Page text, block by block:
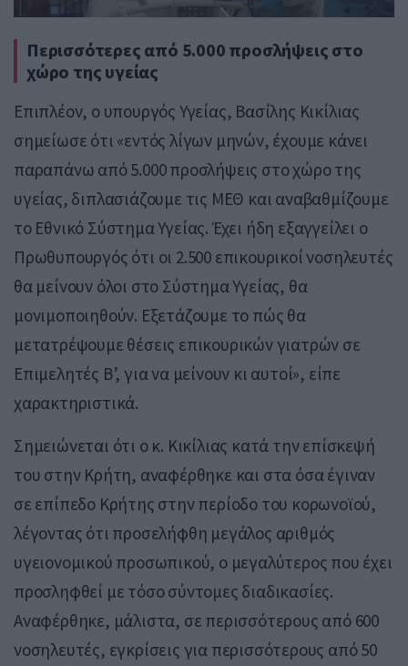
Περισσότερες από 5.000 προσλήψεις στο
χώρο της υγείας
Επιπλέον, ο υπουργός Υγείας, Βασίλης Κικίλιας
σημείωσε ότι «εντός λίγων μηνών, έχουμε κάνει
παραπάνω από 5.000 προσλήψεις στο χώρο της
υγείας, διπλασιάζουμε τις ΜΕΘ και αναβαθμίζουμε
το Εθνικό Σύστημα Υγείας. Έχει ήδη εξαγγείλει ο
Πρωθυπουργός ότι οι 2.500 επικουρικοί νοσηλευτές
θα μείνουν όλοι στο Σύστημα Υγείας, θα
μονιμοποιηθούν. Εξετάζουμε το πώς θα
μετατρέψουμε θέσεις επικουρικών γιατρών σε
Επιμελητές Β’, για να μείνουν κι αυτοί», είπε
χαρακτηριστικά.
Σημειώνεται ότι ο κ. Κικίλιας κατά την επίσκεψή
του στην Κρήτη, αναφέρθηκε και στα όσα έγιναν
σε επίπεδο Κρήτης στην περίοδο του κορωνοϊού,
λέγοντας ότι προσελήφθη μεγάλος αριθμός
υγειονομικού προσωπικού, ο μεγαλύτερος που έχει
προσληφθεί με τόσο σύντομες διαδικασίες.
Αναφέρθηκε, μάλιστα, σε περισσότερους από 600
νοσηλευτές, εγκρίσεις για περισσότερους από 50